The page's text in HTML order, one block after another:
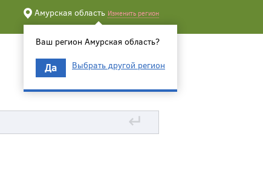
Амурская область Изменить регион
Ваш регион Амурская область?
Да Выбрать другой регион
↵